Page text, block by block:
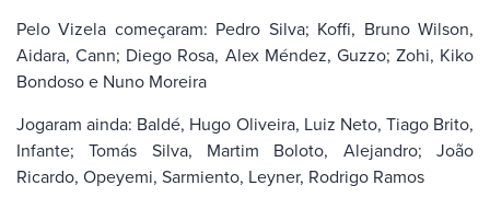
Pelo Vizela começaram: Pedro Silva; Koffi, Bruno Wilson,
Aidara, Cann; Diego Rosa, Alex Méndez, Guzzo; Zohi, Kiko
Bondoso e Nuno Moreira
Jogaram ainda: Baldé, Hugo Oliveira, Luiz Neto, Tiago Brito,
Infante; Tomás Silva, Martim Boloto, Alejandro; João
Ricardo, Opeyemi, Sarmiento, Leyner, Rodrigo Ramos